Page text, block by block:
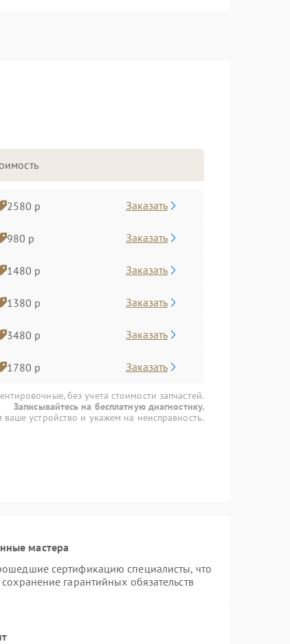
2580 р Заказать
980 р Заказать
1480 р Заказать
1380 р Заказать
3480 р Заказать
1780 р Заказать
без учета стоимости запчастей.
Записывайтесь на бесплатную диагностику.
устройство и укажем на неисправность.
мастера
сертификацию специалисты, что
гарантийных обязательств